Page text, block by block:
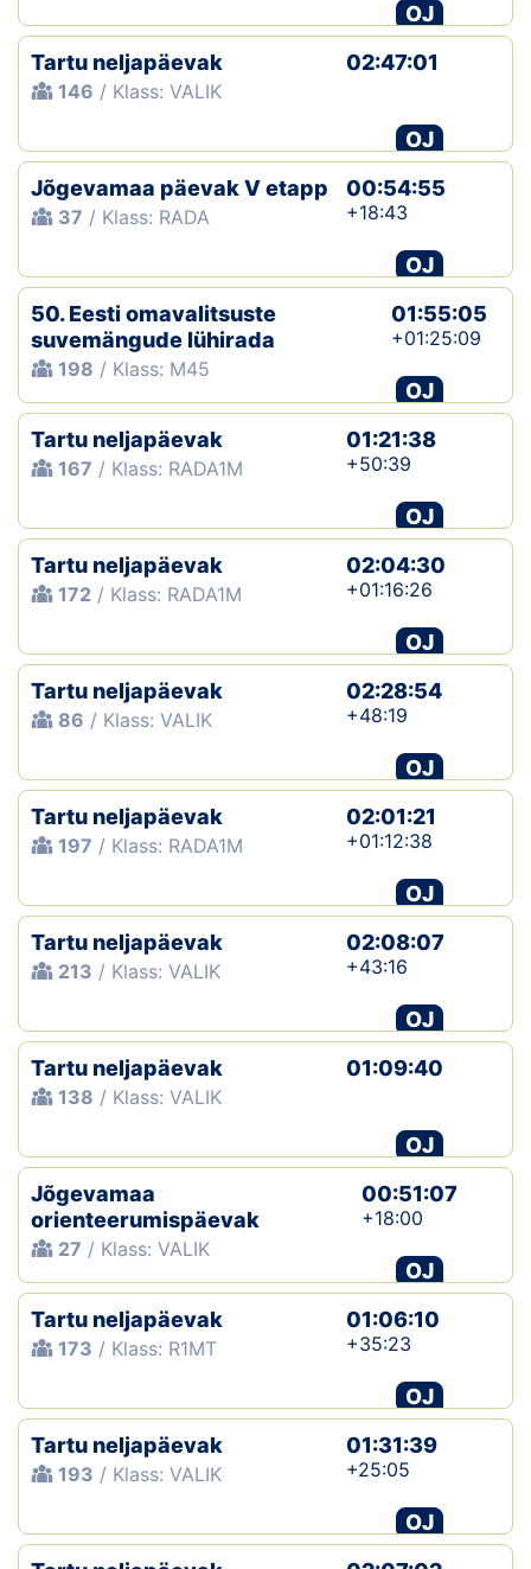
Suletud maastikud
Ajalugu
OTSI
OJ
Tartu neljapäevak
146 / Klass: VALIK
02:47:01
OJ
Jõgevamaa päevak V etapp
37 / Klass: RADA
00:54:55
+18:43
OJ
50. Eesti omavalitsuste
suvemängude lühirada
198 / Klass: M45
01:55:05
+01:25:09
OJ
Tartu neljapäevak
167 / Klass: RADA1M
01:21:38
+50:39
OJ
Tartu neljapäevak
172 / Klass: RADA1M
02:04:30
+01:16:26
OJ
Tartu neljapäevak
86 / Klass: VALIK
02:28:54
+48:19
OJ
Tartu neljapäevak
197 / Klass: RADA1M
02:01:21
+01:12:38
OJ
Tartu neljapäevak
213 / Klass: VALIK
02:08:07
+43:16
OJ
Tartu neljapäevak
138 / Klass: VALIK
01:09:40
OJ
Jõgevamaa
orienteerumispäevak
27 / Klass: VALIK
00:51:07
+18:00
OJ
Tartu neljapäevak
173 / Klass: R1MT
01:06:10
+35:23
OJ
Tartu neljapäevak
193 / Klass: VALIK
01:31:39
+25:05
OJ